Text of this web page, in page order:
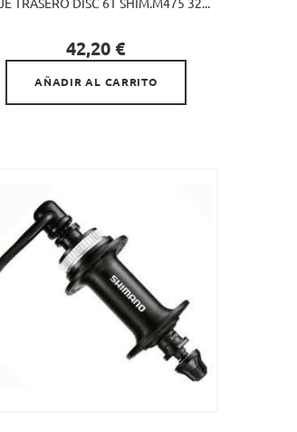
TRASERO DISC 6T SHIM.M475 32...
Precio
42,20 €

AÑADIR AL CARRITO